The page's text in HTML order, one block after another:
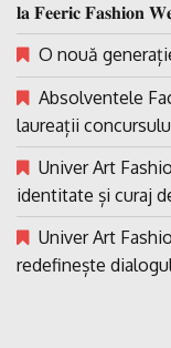
𝐥𝐚 𝐅𝐞𝐞𝐫𝐢𝐜 𝐅𝐚𝐬𝐡𝐢𝐨𝐧
O nouă
Absolventele
laureații
Univer Art
identitate și curaj
Univer Art
redefinește